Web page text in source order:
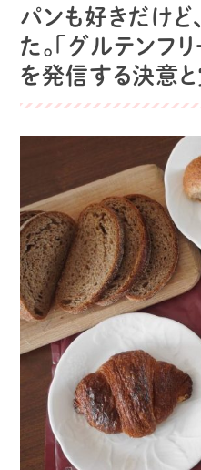
パンも好きだけど
た。「グルテンフ
を発信する決意